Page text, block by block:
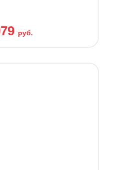
руб.